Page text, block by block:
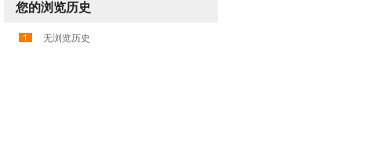
您的浏览历史
无浏览历史